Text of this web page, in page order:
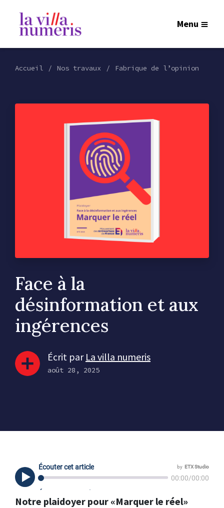
Menu
Accueil Nos travaux Fabrique de l’opinion
Face à la
désinformation et aux
ingérences
Écrit par La villa numeris
août 28, 2025
Notre plaidoyer pour «Marquer le réel»